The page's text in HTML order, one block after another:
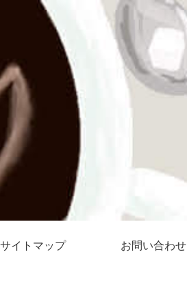
サイトマップ お問い合わせ